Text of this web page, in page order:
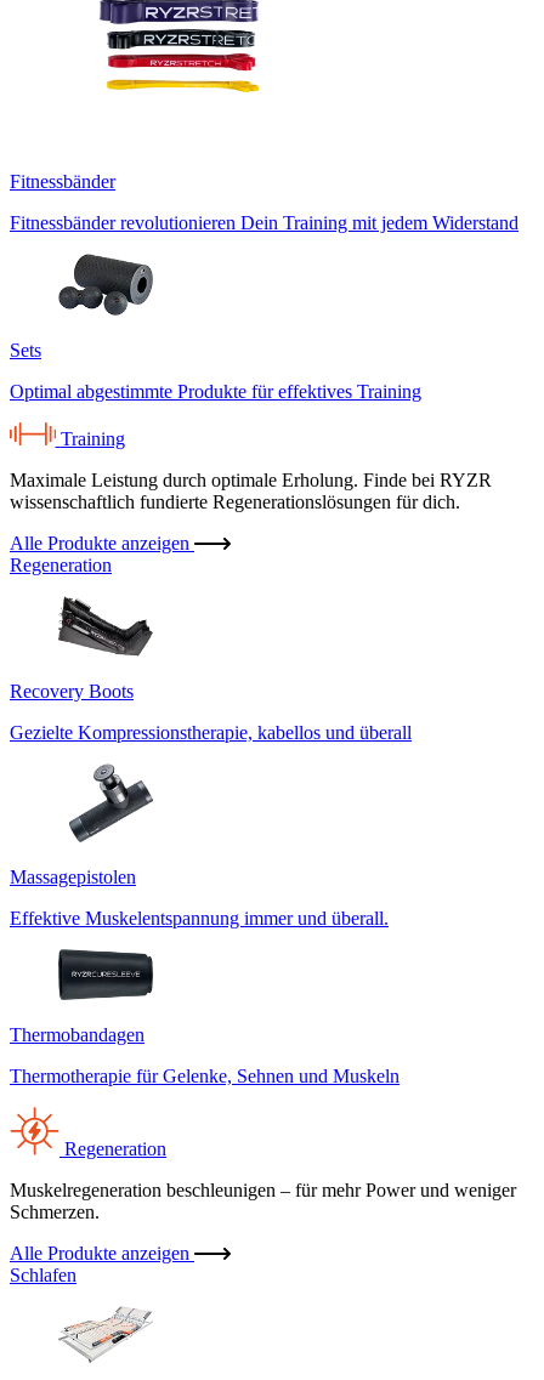
Fitnessbänder
Fitnessbänder revolutionieren Dein Training mit jedem Widerstand
Sets
Optimal abgestimmte Produkte für effektives Training
Training
Maximale Leistung durch optimale Erholung. Finde bei RYZR
wissenschaftlich fundierte Regenerationslösungen für dich.
Alle Produkte anzeigen
Regeneration
Recovery Boots
Gezielte Kompressionstherapie, kabellos und überall
Massagepistolen
Effektive Muskelentspannung immer und überall.
Thermobandagen
Thermotherapie für Gelenke, Sehnen und Muskeln
Regeneration
Muskelregeneration beschleunigen – für mehr Power und weniger
Schmerzen.
Alle Produkte anzeigen
Schlafen